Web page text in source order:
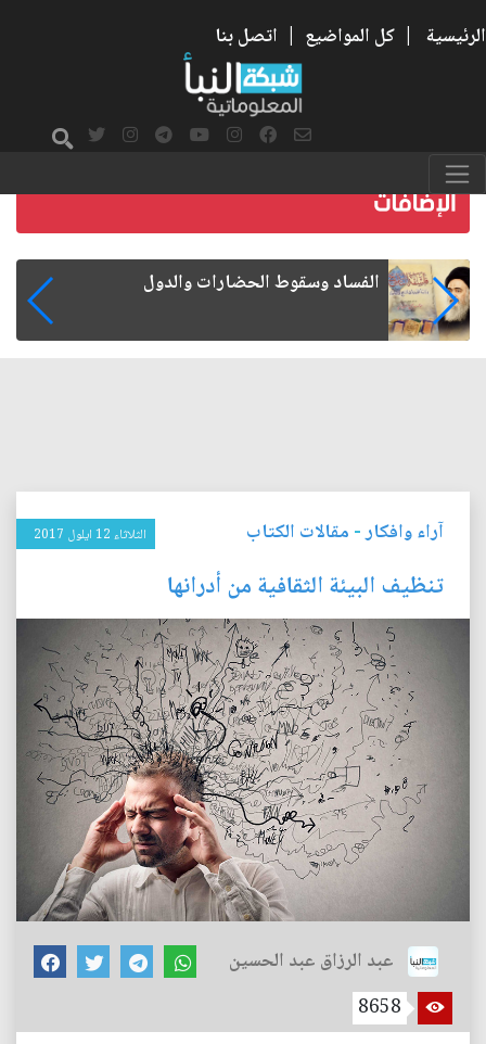
الرئيسية | كل المواضيع | اتصل بنا
رواتب الموظفين على صفيح ساخن
آراء وافكار- مقالات الكتاب الثلاثاء 12 ايلول 2017
تنظيف البيئة الثقافية من أدرانها
عبد الرزاق عبد الحسين
8658